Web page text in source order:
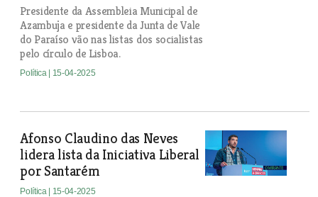
Presidente da Assembleia Municipal de
Azambuja e presidente da Junta de Vale
do Paraíso vão nas listas dos socialistas
pelo círculo de Lisboa.
Política | 15-04-2025
Afonso Claudino das Neves
lidera lista da Iniciativa Liberal
por Santarém
Política | 15-04-2025